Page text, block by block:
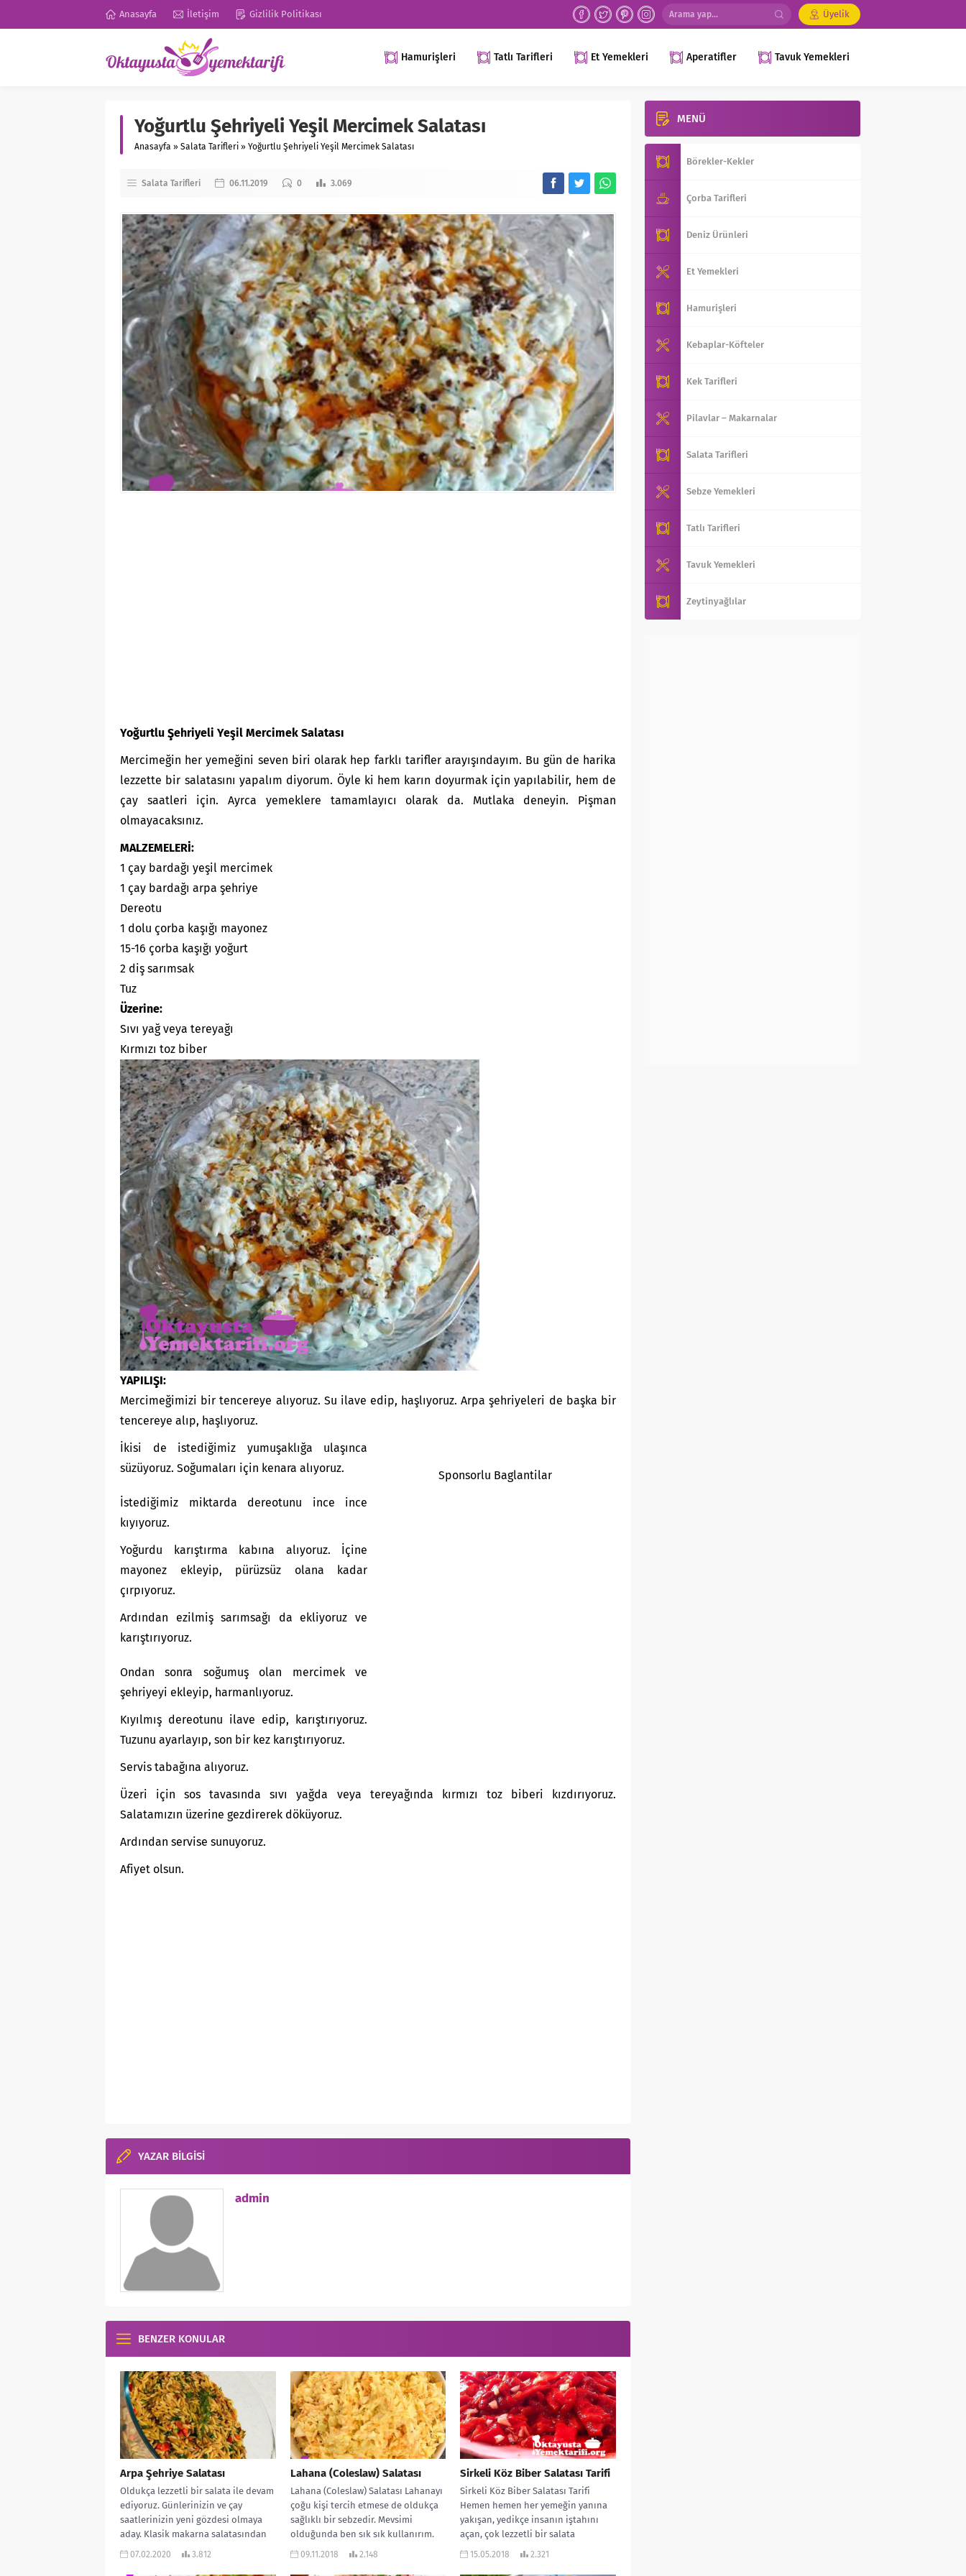
Anasayfa İletişim Gizlilik Politikası Üyelik
Hamurişleri Tatlı Tarifleri Et Yemekleri Aperatifler Tavuk Yemekleri
Yoğurtlu Şehriyeli Yeşil Mercimek Salatası
Anasayfa » Salata Tarifleri » Yoğurtlu Şehriyeli Yeşil Mercimek Salatası
Salata Tarifleri 06.11.2019 0 3.069
Yoğurtlu Şehriyeli Yeşil Mercimek Salatası
Mercimeğin her yemeğini seven biri olarak hep farklı tarifler arayışındayım. Bu gün de harika
lezzette bir salatasını yapalım diyorum. Öyle ki hem karın doyurmak için yapılabilir, hem de
çay saatleri için. Ayrca yemeklere tamamlayıcı olarak da. Mutlaka deneyin. Pişman
olmayacaksınız.
MALZEMELERİ:
1 çay bardağı yeşil mercimek
1 çay bardağı arpa şehriye
Dereotu
1 dolu çorba kaşığı mayonez
15-16 çorba kaşığı yoğurt
2 diş sarımsak
Tuz
Üzerine:
Sıvı yağ veya tereyağı
Kırmızı toz biber
YAPILIŞI:
Mercimeğimizi bir tencereye alıyoruz. Su ilave edip, haşlıyoruz. Arpa şehriyeleri de başka bir
tencereye alıp, haşlıyoruz.
Sponsorlu Baglantilar
İkisi de istediğimiz yumuşaklığa ulaşınca
süzüyoruz. Soğumaları için kenara alıyoruz.
İstediğimiz miktarda dereotunu ince ince
kıyıyoruz.
Yoğurdu karıştırma kabına alıyoruz. İçine
mayonez ekleyip, pürüzsüz olana kadar
çırpıyoruz.
Ardından ezilmiş sarımsağı da ekliyoruz ve
karıştırıyoruz.
Ondan sonra soğumuş olan mercimek ve
şehriyeyi ekleyip, harmanlıyoruz.
Kıyılmış dereotunu ilave edip, karıştırıyoruz.
Tuzunu ayarlayıp, son bir kez karıştırıyoruz.
Servis tabağına alıyoruz.
Üzeri için sos tavasında sıvı yağda veya tereyağında kırmızı toz biberi kızdırıyoruz.
Salatamızın üzerine gezdirerek döküyoruz.
Ardından servise sunuyoruz.
Afiyet olsun.
YAZAR BİLGİSİ
admin
BENZER KONULAR
Arpa Şehriye Salatası
Oldukça lezzetli bir salata ile devam
ediyoruz. Günlerinizin ve çay
saatlerinizin yeni gözdesi olmaya
aday. Klasik makarna salatasından
sıkılanlar Arpa...
07.02.2020 3.812
Lahana (Coleslaw) Salatası
Lahana (Coleslaw) Salatası Lahanayı
çoğu kişi tercih etmese de oldukça
sağlıklı bir sebzedir. Mevsimi
olduğunda ben sık sık kullanırım.
Bu...
09.11.2018 2.148
Sirkeli Köz Biber Salatası Tarifi
Sirkeli Köz Biber Salatası Tarifi
Hemen hemen her yemeğin yanına
yakışan, yedikçe insanın iştahını
açan, çok lezzetli bir salata
tarifimiz...
15.05.2018 2.321
MENÜ
Börekler-Kekler
Çorba Tarifleri
Deniz Ürünleri
Et Yemekleri
Hamurişleri
Kebaplar-Köfteler
Kek Tarifleri
Pilavlar – Makarnalar
Salata Tarifleri
Sebze Yemekleri
Tatlı Tarifleri
Tavuk Yemekleri
Zeytinyağlılar